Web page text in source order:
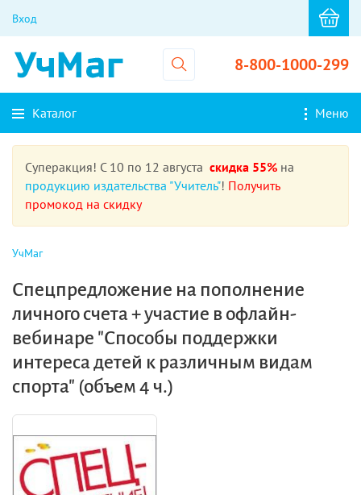
Вход
8-800-1000-299
Каталог Меню
Суперакция! С 10 по 12 августа скидка 55% на
продукцию издательства "Учитель"! Получить
промокод на скидку
УчМаг
Спецпредложение на пополнение
личного счета + участие в офлайн-
вебинаре "Способы поддержки
интереса детей к различным видам
спорта" (объем 4 ч.)